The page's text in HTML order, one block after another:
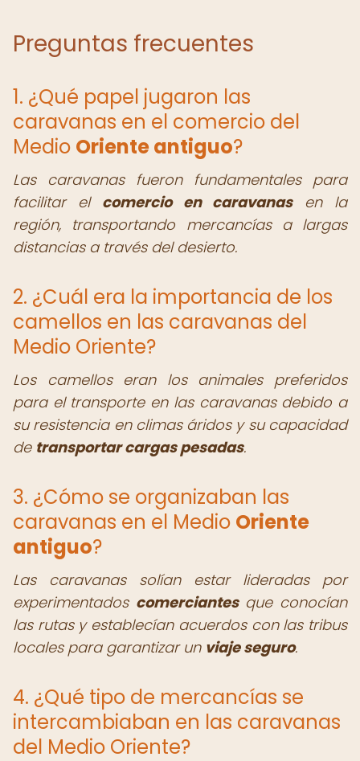
Preguntas frecuentes
1. ¿Qué papel jugaron las
caravanas en el comercio del
Medio Oriente antiguo?
Las caravanas fueron fundamentales para
facilitar el comercio en caravanasen la
región, transportando mercancías a largas
distancias a través del desierto.
2. ¿Cuál era la importancia de los
camellos en las caravanas del
Medio Oriente?
Los camellos eran los animales preferidos
para el transporte en las caravanas debido a
su resistencia en climas áridos y su capacidad
de transportar cargas pesadas.
3. ¿Cómo se organizaban las
caravanas en el Medio Oriente
antiguo?
Las caravanas solían estar lideradas por
experimentados comerciantesque conocían
las rutas y establecían acuerdos con las tribus
locales para garantizar un viaje seguro.
4. ¿Qué tipo de mercancías se
intercambiaban en las caravanas
del Medio Oriente?